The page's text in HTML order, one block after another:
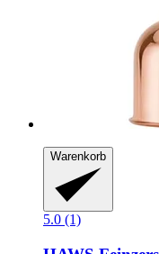
Warenkorb
5.0 (1)